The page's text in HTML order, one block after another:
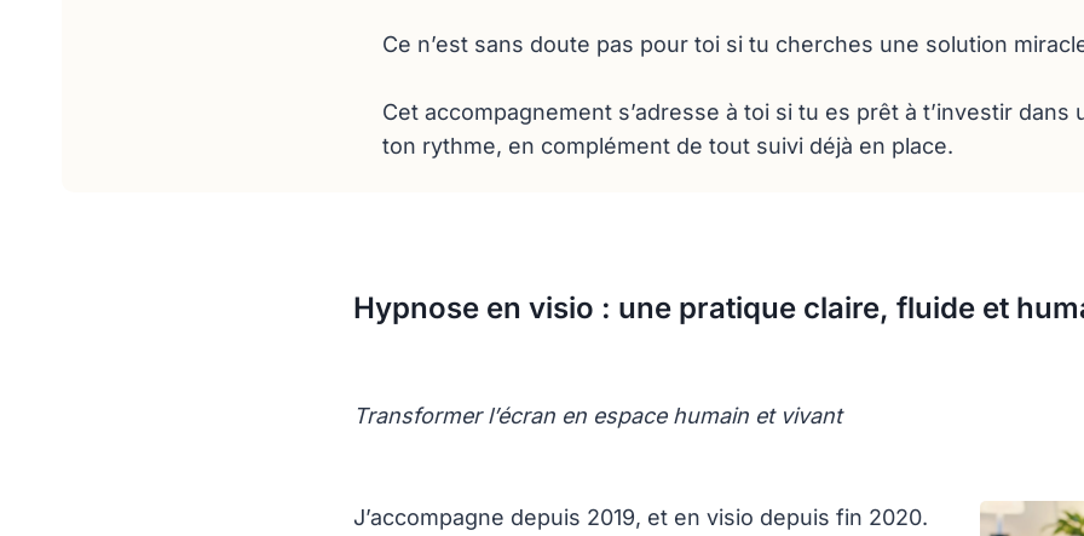
Ce n’est sans doute pas pour toi si tu cherches une solution
Cet accompagnement s’adresse à toi si tu es prêt à t’investir dans
ton rythme, en complément de tout suivi déjà en place.
Hypnose en visio : une pratique claire, fluide et
Transformer l’écran en espace humain et vivant
J’accompagne depuis 2019, et en visio depuis fin 2020.